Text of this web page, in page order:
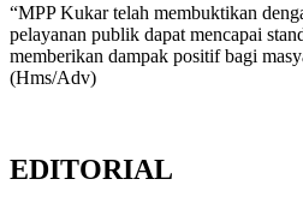
“MPP Kukar telah membuktikan
pelayanan publik dapat mencapai
memberikan dampak positif bagi
(Hms/Adv)
EDITORIAL